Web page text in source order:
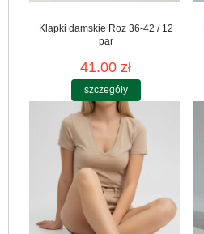
Klapki damskie Roz 36-42 / 12
par
41.00 zł
szczegóły